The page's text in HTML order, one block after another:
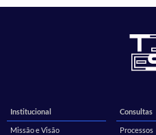
Institucional
Missão e Visão
Consultas
Processos